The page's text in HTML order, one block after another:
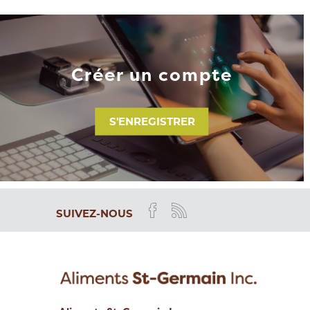
Créer un compte
S'ENREGISTRER
SUIVEZ-NOUS